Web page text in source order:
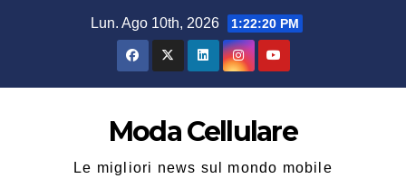
Lun. Ago 10th, 2026 1:22:21 PM
Moda Cellulare
Le migliori news sul mondo mobile